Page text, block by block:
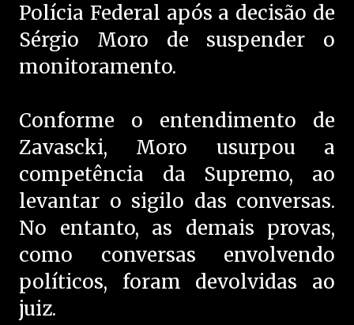
Polícia Federal após a decisão de
Sérgio Moro de suspender o
monitoramento.
Conforme o entendimento de
Zavascki, Moro usurpou a
competência da Supremo, ao
levantar o sigilo das conversas.
No entanto, as demais provas,
como conversas envolvendo
políticos, foram devolvidas ao
juiz.